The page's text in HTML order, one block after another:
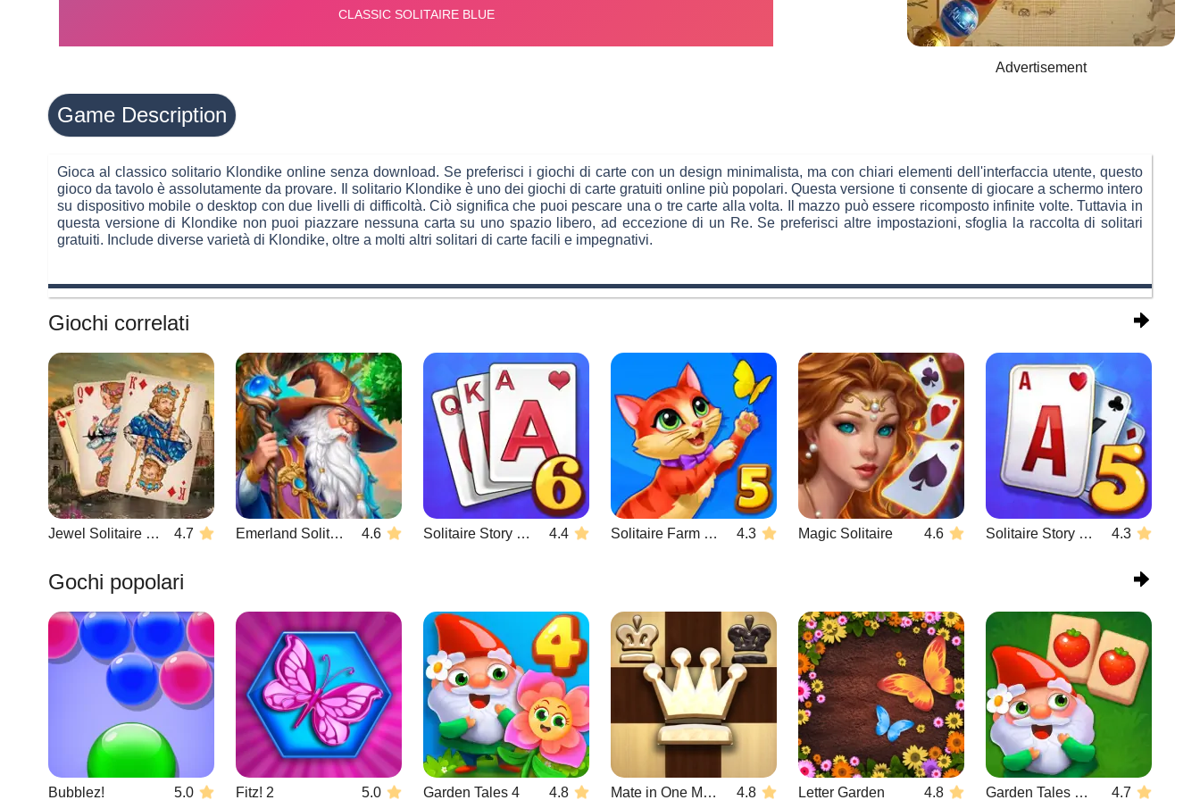
Advertisement
Game Description
Gioca al classico solitario Klondike online senza download. Se preferisci i giochi di carte con un design minimalista, ma con chiari elementi dell'interfaccia utente, questo
gioco da tavolo è assolutamente da provare. Il solitario Klondike è uno dei giochi di carte gratuiti online più popolari. Questa versione ti consente di giocare a schermo intero
su dispositivo mobile o desktop con due livelli di difficoltà. Ciò significa che puoi pescare una o tre carte alla volta. Il mazzo può essere ricomposto infinite volte. Tuttavia in
questa versione di Klondike non puoi piazzare nessuna carta su uno spazio libero, ad eccezione di un Re. Se preferisci altre impostazioni, sfoglia la raccolta di solitari
gratuiti. Include diverse varietà di Klondike, oltre a molti altri solitari di carte facili e impegnativi.
Giochi correlati
Jewel Solitaire TriPeaks 4.7 Emerland Solitaire 4.6 Solitaire Story Tripeaks 6 4.4 Solitaire Farm Seasons 5 4.3 Magic Solitaire 4.6 Solitaire Story TriPeaks 5 4.3
Gochi popolari
Bubblez! 5.0 Fitz! 2 5.0 Garden Tales 4 4.8 Mate in One Move 4.8 Letter Garden 4.8 Garden Tales Mahjong 4.7